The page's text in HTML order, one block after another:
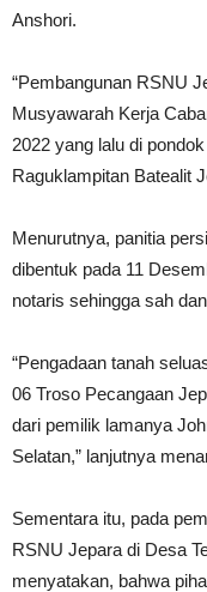
Anshori.
“Pembangunan RSNU
Musyawarah Kerja
2022 yang lalu di
Raguklampitan Batealit
Menurutnya, panitia
dibentuk pada 11
notaris sehingga sah
“Pengadaan tanah
06 Troso Pecangaan
dari pemilik lamanya
Selatan,” lanjutnya
Sementara itu, pada
RSNU Jepara di Desa
menyatakan, bahwa